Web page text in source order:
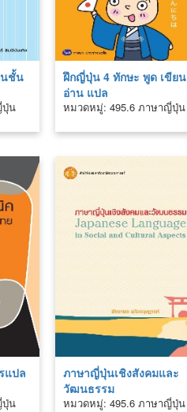
นชั้น
ปุ่น
ฝึกญี่ปุ่น 4 ทักษะ พูด เขียน
อ่าน แปล
หมวดหมู่: 495.6 ภาษาญี่ปุ่น
แปล
ปุ่น
ภาษาญี่ปุ่นเชิงสังคมและ
วัฒนธรรม
หมวดหมู่: 495.6 ภาษาญี่ปุ่น